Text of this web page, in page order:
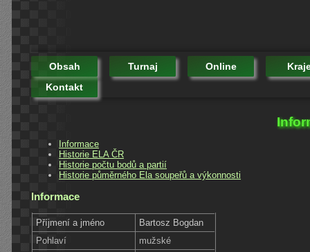
Obsah Turnaj Online
Kontakt
Informace
Historie ELA ČR
Historie počtu bodů a partií
Historie půměrného Ela soupeřů a výkonnosti
Informace
Příjmení a jméno
Bartosz Bogdan
Pohlaví
mužské